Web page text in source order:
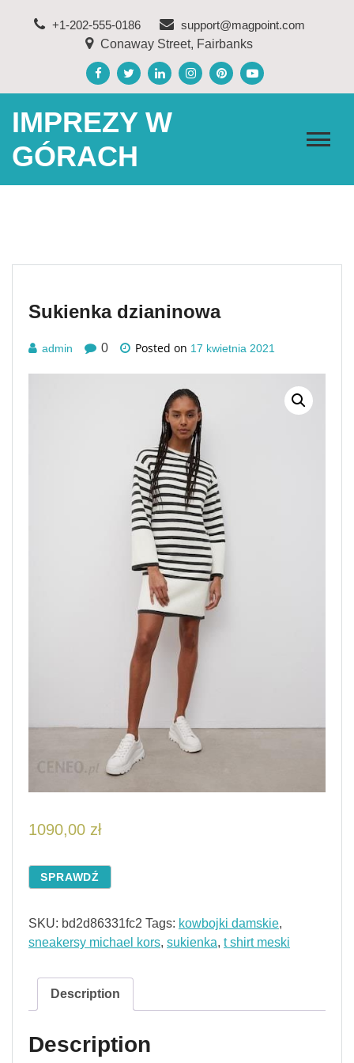
+1-202-555-0186
support@magpoint.com
Conaway Street, Fairbanks
IMPREZY W
GÓRACH
Sukienka dzianinowa
admin 0 Posted on 17 kwietnia 2021
1090,00 zł
SPRAWDŹ
SKU: bd2d86331fc2 Tags: kowbojki damskie,
sneakersy michael kors, sukienka, t shirt meski
Description
Description